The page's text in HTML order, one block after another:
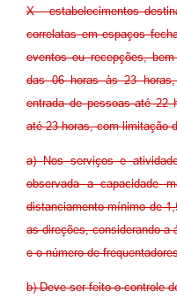
X - estabelecimentos
correlatas em espaços
eventos ou recepções,
das 06 horas às 23
entrada de pessoas até 22
até 23 horas, com limitação
a) Nos serviços e
observada a capacidade
distanciamento mínimo de
as direções, considerando a
e o número de
b) Deve ser feito o controle